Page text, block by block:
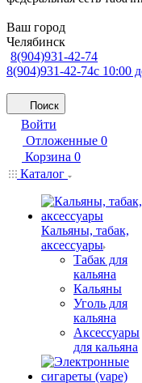
Ваш город
Челябинск
8(904)931-42-74
8(904)931-42-74с 10:00
Поиск
Войти
Отложенные 0
Корзина 0
Каталог
Кальяны, табак,
аксессуары
Табак для
кальяна
Кальяны
Уголь для
кальяна
Аксессуары
для кальяна